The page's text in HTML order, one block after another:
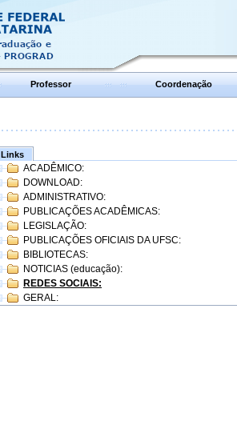
Professor Coordenação
Links
ACADÊMICO:
DOWNLOAD:
ADMINISTRATIVO:
PUBLICAÇÕES ACADÊMICAS:
LEGISLAÇÃO:
PUBLICAÇÕES OFICIAIS DA UFSC:
BIBLIOTECAS:
NOTICIAS (educação):
REDES SOCIAIS:
GERAL: